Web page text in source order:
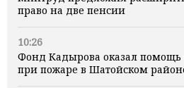
право на две пенсии
10:26
Фонд Кадырова оказал помощь
при пожаре в Шатойском